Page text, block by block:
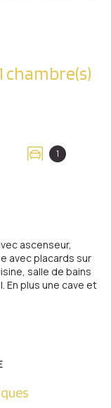
1
ascenseur,
avec placards sur
salle de bains
En plus une cave et